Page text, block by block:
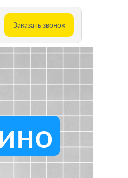
Заказать звонок